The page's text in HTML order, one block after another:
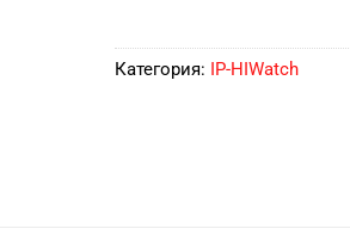
Категория: IP-HIWatch